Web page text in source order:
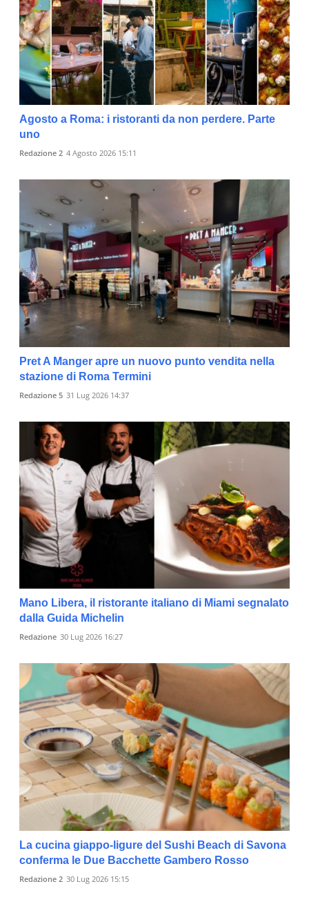
Agosto a Roma: i ristoranti da non perdere. Parte
uno
Redazione 2 4 Agosto 2026 15:11
Pret A Manger apre un nuovo punto vendita nella
stazione di Roma Termini
Redazione 5 31 Lug 2026 14:37
Mano Libera, il ristorante italiano di Miami segnalato
dalla Guida Michelin
Redazione 30 Lug 2026 16:27
La cucina giappo-ligure del Sushi Beach di Savona
conferma le Due Bacchette Gambero Rosso
Redazione 2 30 Lug 2026 15:15